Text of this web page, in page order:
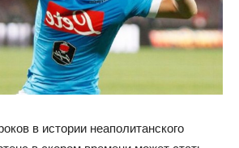
в истории неаполитанского